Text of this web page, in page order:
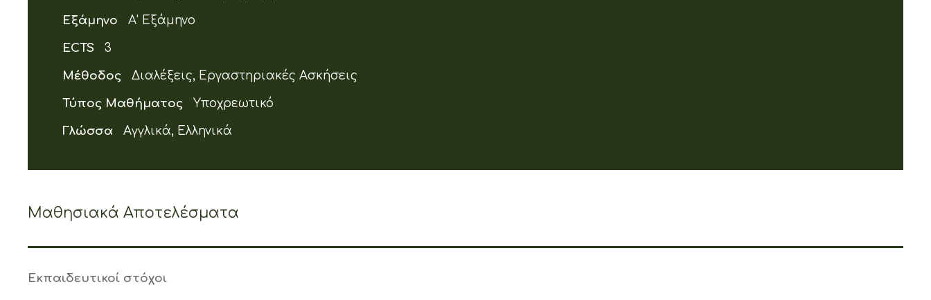
Εξάμηνο Α' Εξάμηνο
ECTS 3
Μέθοδος Διαλέξεις, Εργαστηριακές Ασκήσεις
Τύπος Μαθήματος Υποχρεωτικό
Γλώσσα Αγγλικά, Ελληνικά
Μαθησιακά Αποτελέσματα
Εκπαιδευτικοί στόχοι